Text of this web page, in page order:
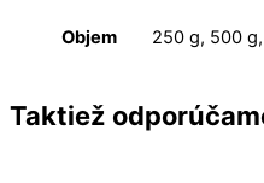
Objem 250 g, 500
Taktiež